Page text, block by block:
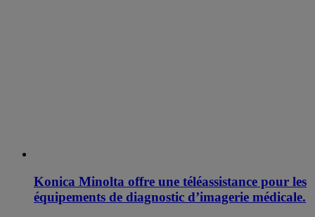
Konica Minolta offre une téléassistance pour les
équipements de diagnostic d’imagerie médicale.